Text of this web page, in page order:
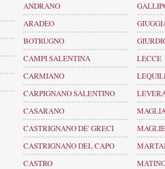
ANDRANO
ARADEO
BOTRUGNO
CAMPI SALENTINA
CARMIANO
CARPIGNANO SALENTINO
CASARANO
CASTRIGNANO DE' GRECI
CASTRIGNANO DEL CAPO
CASTRO
LECCE
MAGLIE